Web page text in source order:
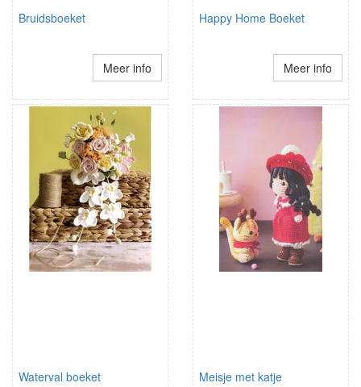
Bruidsboeket
Meer info
Happy Home Boeket
Meer info
Waterval boeket Meisje met katje